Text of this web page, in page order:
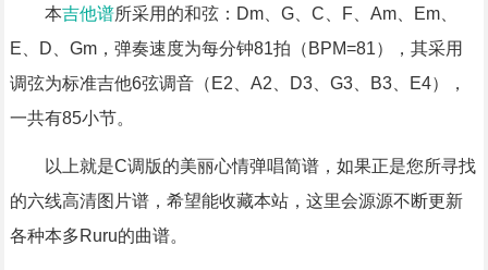
本吉他谱所采用的和弦：Dm、G、C、F、Am、Em、
E、D、Gm，弹奏速度为每分钟81拍（BPM=81），其采用
调弦为标准吉他6弦调音（E2、A2、D3、G3、B3、E4），
一共有85小节。
以上就是C调版的美丽心情弹唱简谱，如果正是您所寻找
的六线高清图片谱，希望能收藏本站，这里会源源不断更新
各种本多Ruru的曲谱。